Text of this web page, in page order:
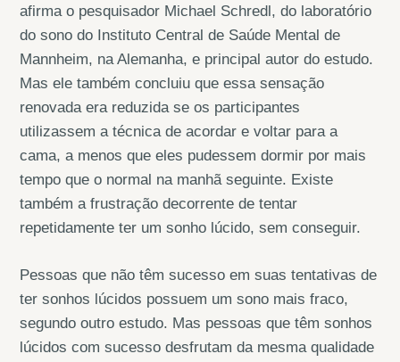
afirma o pesquisador Michael Schredl, do laboratório
do sono do Instituto Central de Saúde Mental de
Mannheim, na Alemanha, e principal autor do estudo.
Mas ele também concluiu que essa sensação
renovada era reduzida se os participantes
utilizassem a técnica de acordar e voltar para a
cama, a menos que eles pudessem dormir por mais
tempo que o normal na manhã seguinte. Existe
também a frustração decorrente de tentar
repetidamente ter um sonho lúcido, sem conseguir.
Pessoas que não têm sucesso em suas tentativas de
ter sonhos lúcidos possuem um sono mais fraco,
segundo outro estudo. Mas pessoas que têm sonhos
lúcidos com sucesso desfrutam da mesma qualidade